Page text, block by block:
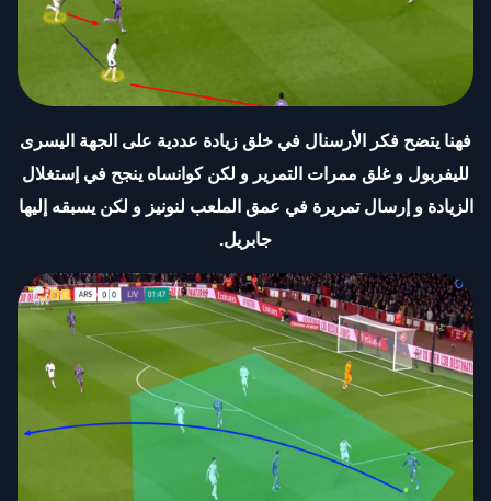
فهنا يتضح فكر الأرسنال في خلق زيادة عددية على الجهة اليسرى
لليفربول و غلق ممرات التمرير و لكن كوانساه ينجح في إستغلال
الزيادة و إرسال تمريرة في عمق الملعب لنونيز و لكن يسبقه إليها
جابريل.